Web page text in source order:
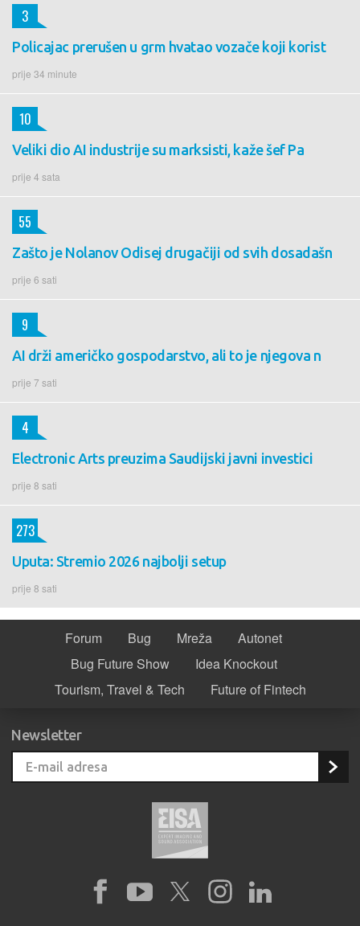
Policajac prerušen u grm hvatao vozače koji korist
prije 34 minute
3
Veliki dio AI industrije su marksisti, kaže šef Pa
prije 4 sata
10
Zašto je Nolanov Odisej drugačiji od svih dosadašn
prije 6 sati
55
AI drži američko gospodarstvo, ali to je njegova n
prije 7 sati
9
Electronic Arts preuzima Saudijski javni investici
prije 8 sati
4
Uputa: Stremio 2026 najbolji setup
prije 8 sati
273
Forum Bug Mreža
Autonet
Bug Future Show
Idea Knockout
Tourism, Travel & Tech
Future of Fintech
Newsletter